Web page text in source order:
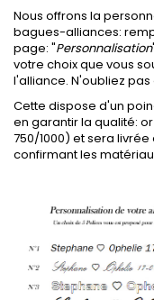
Nous offrons la
bagues-alliances:
page: "Personnalisation
votre choix que vous
l'alliance. N'oubliez
Cette dispose d'un
en garantir la qualité:
750/1000) et sera
confirmant les